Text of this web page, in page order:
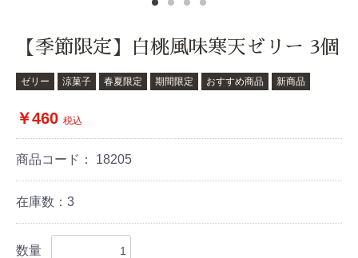
【季節限定】白桃風味寒天ゼリー 3個
ゼリー 涼菓子 春夏限定 期間限定 おすすめ商品 新商品
￥460 税込
商品コード： 18205
在庫数：3
数量